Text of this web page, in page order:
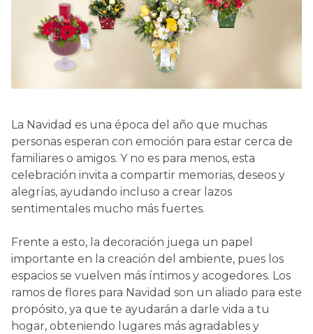
La Navidad es una época del año que muchas
personas esperan con emoción para estar cerca de
familiares o amigos. Y no es para menos, esta
celebración invita a compartir memorias, deseos y
alegrías, ayudando incluso a crear lazos
sentimentales mucho más fuertes.
Frente a esto, la decoración juega un papel
importante en la creación del ambiente, pues los
espacios se vuelven más íntimos y acogedores. Los
ramos de flores para Navidad son un aliado para este
propósito, ya que te ayudarán a darle vida a tu
hogar, obteniendo lugares más agradables y